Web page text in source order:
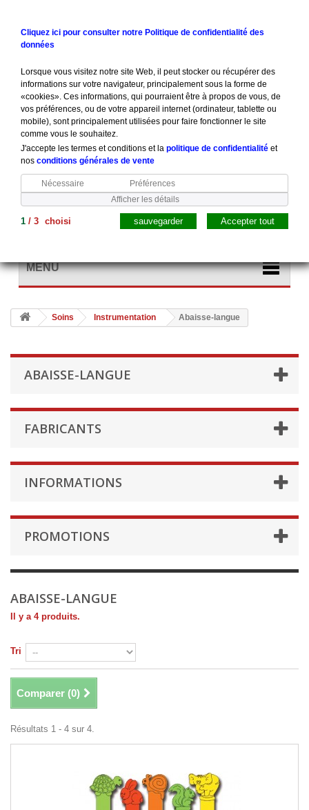
MENU
Soins Instrumentation Abaisse-langue
ABAISSE-LANGUE
FABRICANTS
INFORMATIONS
PROMOTIONS
ABAISSE-LANGUE
Il y a 4 produits.
Tri
Comparer (0)
Résultats 1 - 4 sur 4.
Cliquez ici pour consulter notre Politique de confidentialité des
données
Lorsque vous visitez notre site Web, il peut stocker ou récupérer des
informations sur votre navigateur, principalement sous la forme de
«cookies». Ces informations, qui pourraient être à propos de vous, de
vos préférences, ou de votre appareil internet (ordinateur, tablette ou
mobile), sont principalement utilisées pour faire fonctionner le site
comme vous le souhaitez.
J'accepte les termes et conditions et lapolitique de confidentialité et
nos conditions générales de vente
Nécessaire
Préférences
Afficher les détails
1 /3 choisi Accepter tout
sauvegarder